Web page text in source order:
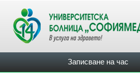
Записване на час